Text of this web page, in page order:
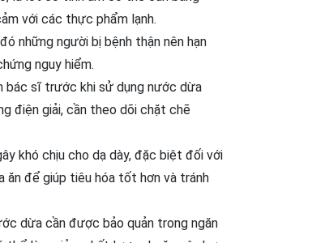
với các thực phẩm lạnh.
những người bị bệnh thận nên hạn
nguy hiểm.
bác sĩ trước khi sử dụng nước dừa
điện giải, cần theo dõi chặt chẽ
khó chịu cho dạ dày, đặc biệt đối với
ăn để giúp tiêu hóa tốt hơn và tránh
dừa cần được bảo quản trong ngăn